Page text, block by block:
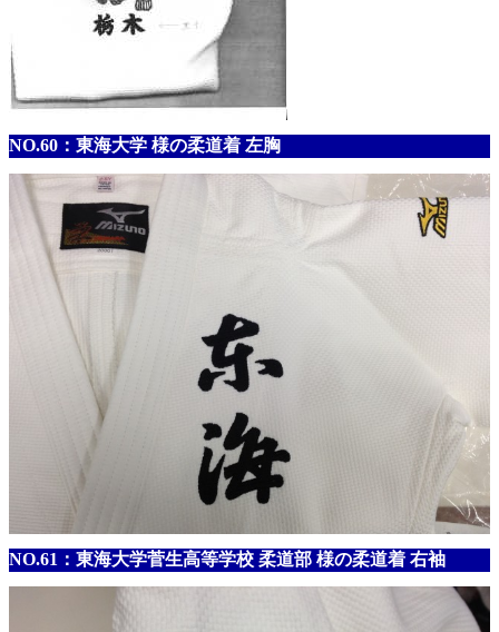
NO.60：東海大学 様の柔道着 左胸
NO.61：東海大学菅生高等学校 柔道部 様の柔道着 右袖